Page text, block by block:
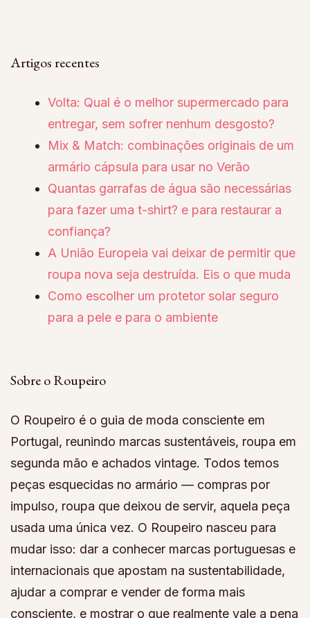
Artigos recentes
Volta: Qual é o melhor supermercado para
entregar, sem sofrer nenhum desgosto?
Mix & Match: combinações originais de um
armário cápsula para usar no Verão
Quantas garrafas de água são necessárias
para fazer uma t-shirt? e para restaurar a
confiança?
A União Europeia vai deixar de permitir que
roupa nova seja destruída. Eis o que muda
Como escolher um protetor solar seguro
para a pele e para o ambiente
Sobre o Roupeiro
O Roupeiro é o guia de moda consciente em
Portugal, reunindo marcas sustentáveis, roupa em
segunda mão e achados vintage. Todos temos
peças esquecidas no armário — compras por
impulso, roupa que deixou de servir, aquela peça
usada uma única vez. O Roupeiro nasceu para
mudar isso: dar a conhecer marcas portuguesas e
internacionais que apostam na sustentabilidade,
ajudar a comprar e vender de forma mais
consciente, e mostrar o que realmente vale a pena